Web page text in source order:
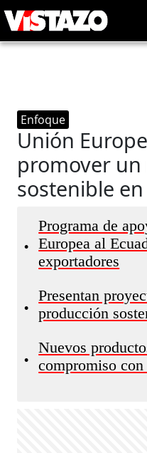
Enfoque
Unión
promover
sostenible
•
Programa de
Europea al
exportadores
•
Presentan
producción
•
Nuevos
compromiso